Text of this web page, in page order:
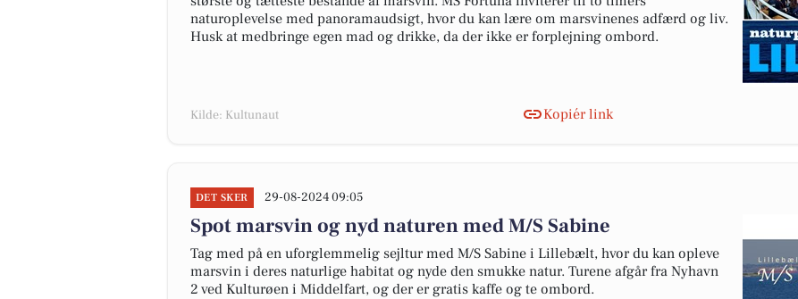
naturoplevelse med panoramaudsigt, hvor du kan lære om marsvinenes adfærd og liv.
Husk at medbringe egen mad og drikke, da der ikke er forplejning ombord.
Kilde: Kultunaut Kopiér link
DET SKER 29-08-2024 09:05
Spot marsvin og nyd naturen med M/S Sabine
Tag med på en uforglemmelig sejltur med M/S Sabine i Lillebælt, hvor du kan opleve
marsvin i deres naturlige habitat og nyde den smukke natur. Turene afgår fra Nyhavn
2 ved Kulturøen i Middelfart, og der er gratis kaffe og te ombord.